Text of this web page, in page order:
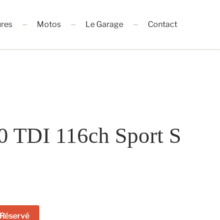
Motos Le Garage Contact
TDI 116ch Sport S
Réservé